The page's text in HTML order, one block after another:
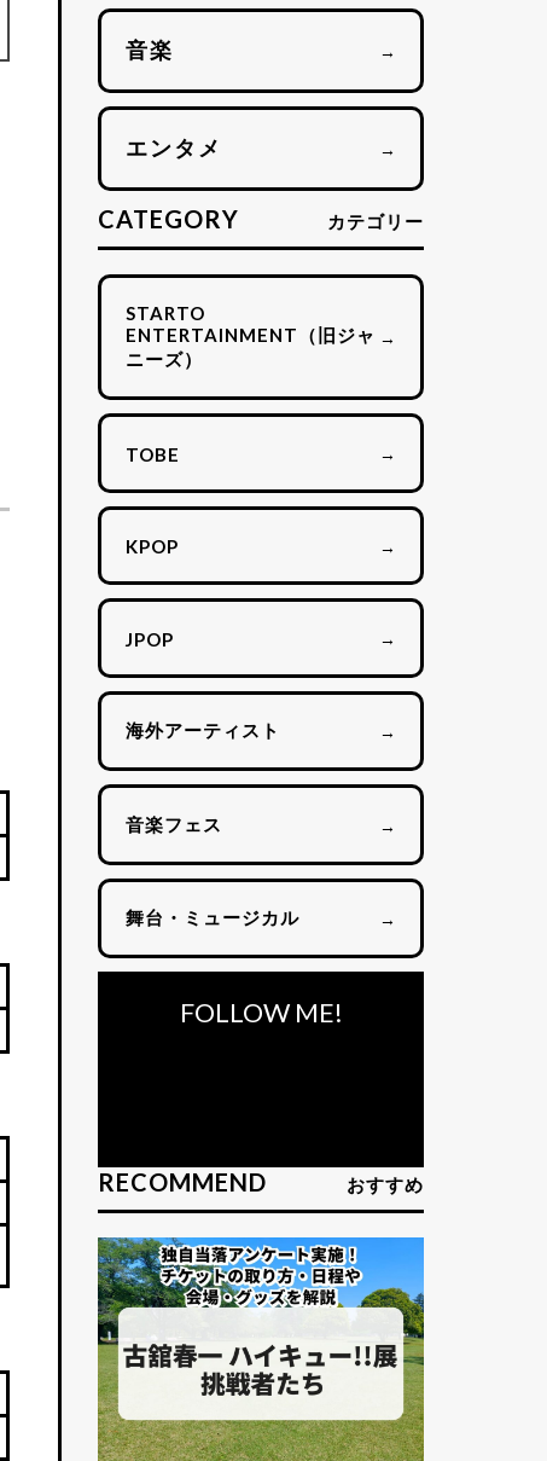
音楽 →
エンタメ →
CATEGORY カテゴリー
STARTO
ENTERTAINMENT（旧ジャ
ニーズ）
→
TOBE →
KPOP →
JPOP →
海外アーティスト →
音楽フェス →
舞台・ミュージカル →
FOLLOW ME!
RECOMMEND おすすめ